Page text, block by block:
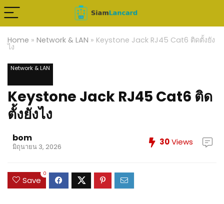
Home » Network & LAN » Keystone Jack RJ45 Cat6 ติดตั้งยัง
ไง
Network & LAN
Keystone Jack RJ45 Cat6 ติด
ตั้งยังไง
bom
มิถุนายน 3, 2026 30Views
Save
0